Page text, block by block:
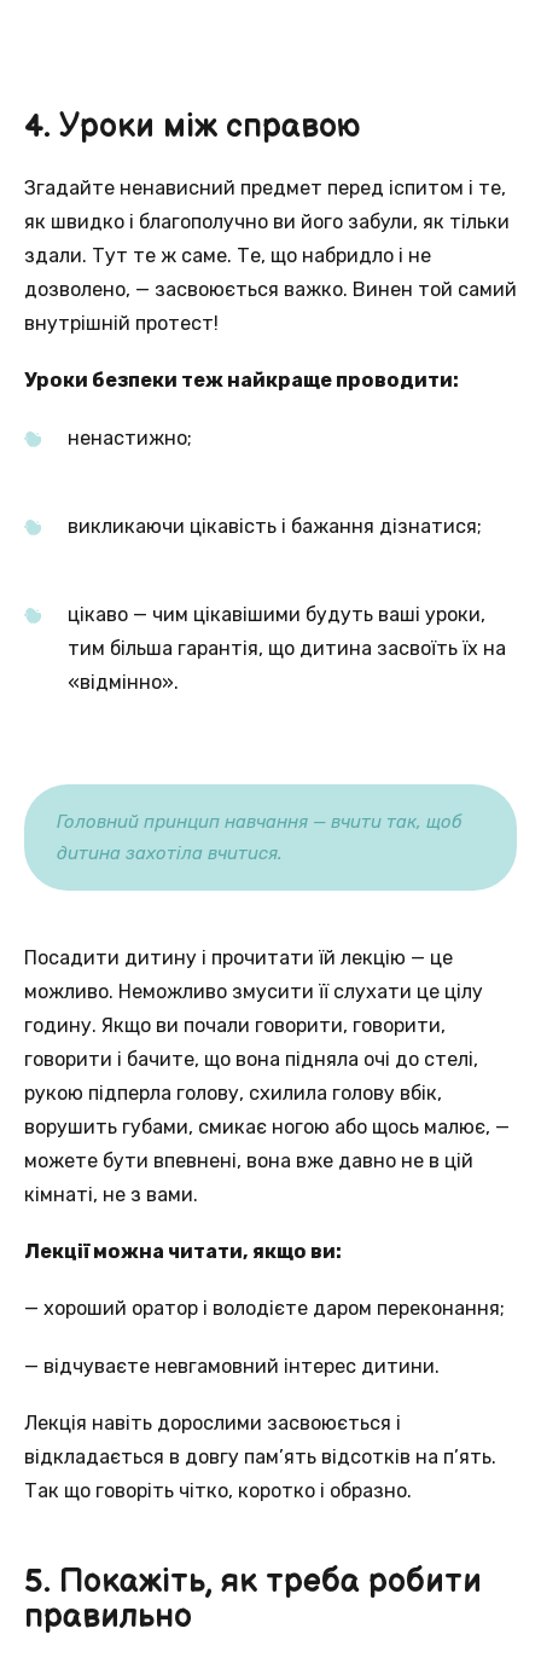
4. Уроки між справою
Згадайте ненависний предмет перед іспитом і те,
як швидко і благополучно ви його забули, як тільки
здали. Тут те ж саме. Те, що набридло і не
дозволено, — засвоюється важко. Винен той самий
внутрішній протест!
Уроки безпеки теж найкраще проводити:
ненастижно;
викликаючи цікавість і бажання дізнатися;
цікаво — чим цікавішими будуть ваші уроки,
тим більша гарантія, що дитина засвоїть їх на
«відмінно».
Головний принцип навчання — вчити так, щоб
дитина захотіла вчитися.
Посадити дитину і прочитати їй лекцію — це
можливо. Неможливо змусити її слухати це цілу
годину. Якщо ви почали говорити, говорити,
говорити і бачите, що вона підняла очі до стелі,
рукою підперла голову, схилила голову вбік,
ворушить губами, смикає ногою або щось малює, —
можете бути впевнені, вона вже давно не в цій
кімнаті, не з вами.
Лекції можна читати, якщо ви:
— хороший оратор і володієте даром переконання;
— відчуваєте невгамовний інтерес дитини.
Лекція навіть дорослими засвоюється і
відкладається в довгу пам’ять відсотків на п’ять.
Так що говоріть чітко, коротко і образно.
5. Покажіть, як треба робити
правильно